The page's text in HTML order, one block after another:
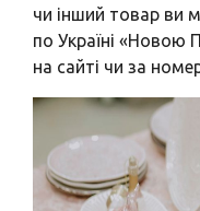
чи інший товар ви
по Україні «Новою
на сайті чи за